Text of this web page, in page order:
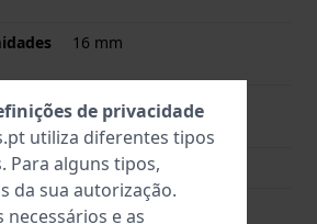
16 mm
na
18 mm
Rosa
Fecho
de privacidade
utiliza diferentes tipos
. Para alguns tipos,
da sua autorização.
necessários e as